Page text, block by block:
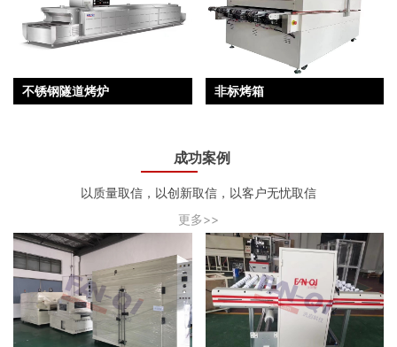
不锈钢隧道烤炉 非标烤箱
成功案例
以质量取信，以创新取信，以客户无忧取信
更多>>